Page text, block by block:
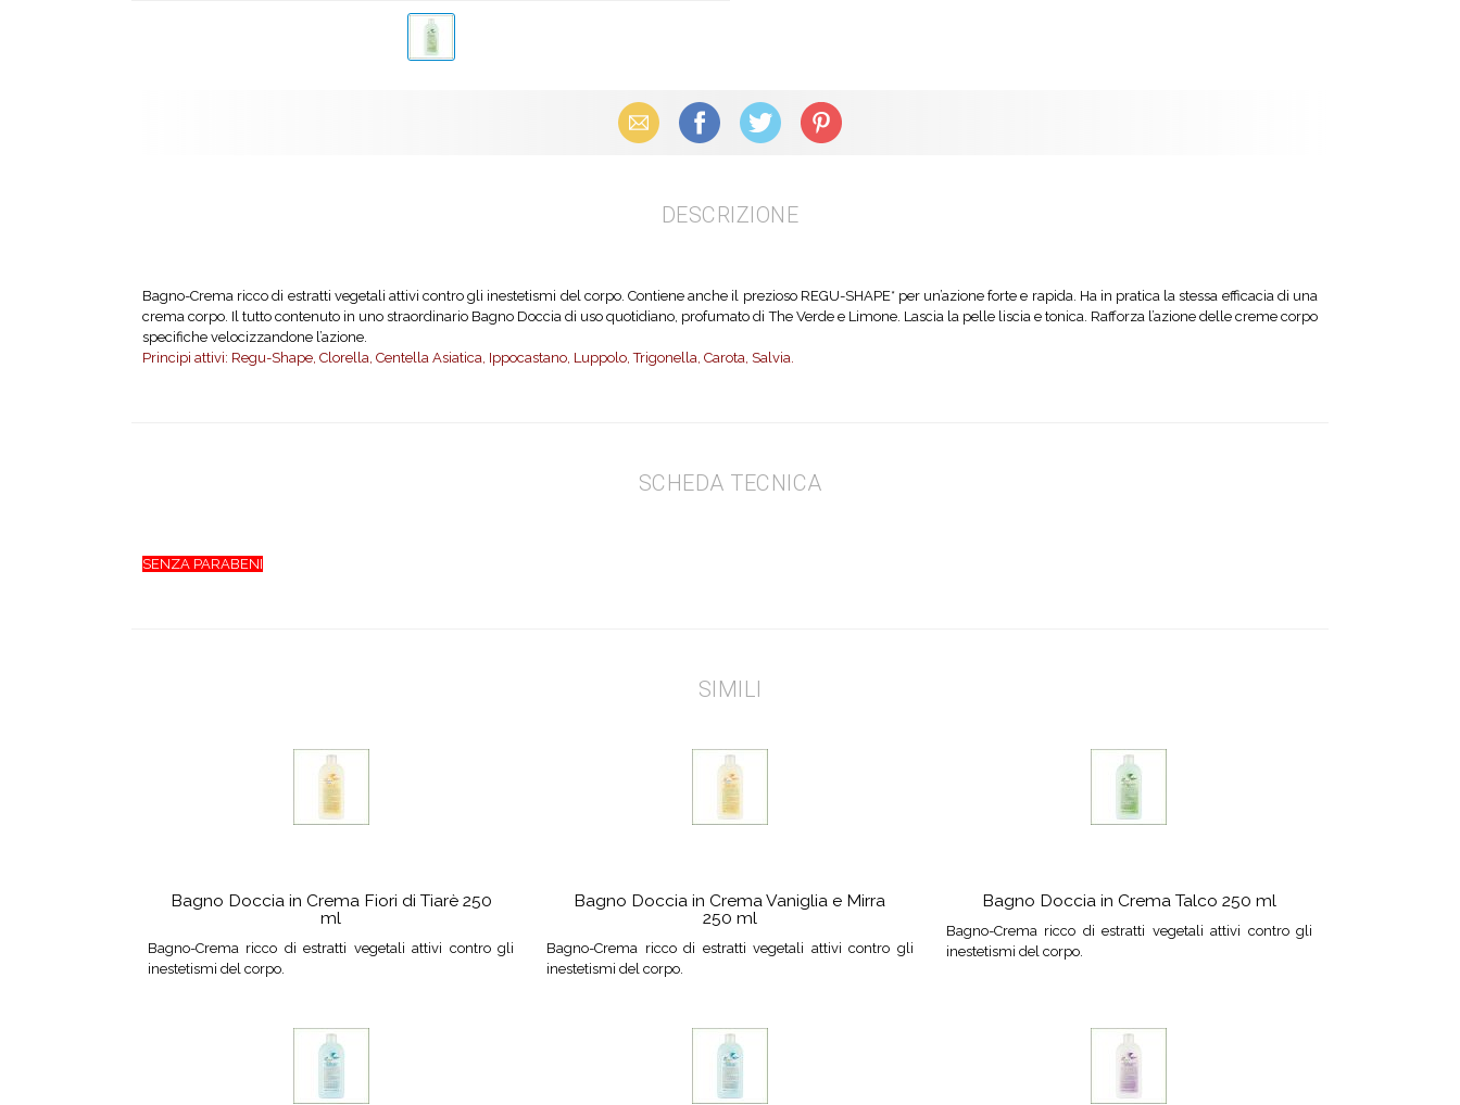
Email Facebook X (Twitter) Pinterest
DESCRIZIONE
Bagno-Crema ricco di estratti vegetali attivi contro gli inestetismi del corpo. Contiene anche il prezioso REGU-SHAPE* per un’azione forte e rapida. Ha in pratica la stessa efficacia di una
crema corpo. Il tutto contenuto in uno straordinario Bagno Doccia di uso quotidiano, profumato di The Verde e Limone. Lascia la pelle liscia e tonica. Rafforza l’azione delle creme corpo
specifiche velocizzandone l’azione.
Principi attivi: Regu-Shape, Clorella, Centella Asiatica, Ippocastano, Luppolo, Trigonella, Carota, Salvia.
SCHEDA TECNICA
SENZA PARABENI
SIMILI
Bagno Doccia in Crema Fiori di Tiarè 250
ml
Bagno-Crema ricco di estratti vegetali attivi contro gli
inestetismi del corpo.
Bagno Doccia in Crema Vaniglia e Mirra
250 ml
Bagno-Crema ricco di estratti vegetali attivi contro gli
inestetismi del corpo.
Bagno Doccia in Crema Talco 250 ml
Bagno-Crema ricco di estratti vegetali attivi contro gli
inestetismi del corpo.